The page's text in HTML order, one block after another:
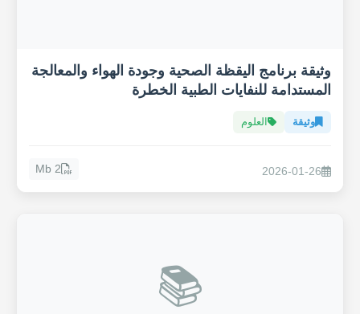
وثيقة برنامج اليقظة الصحية وجودة الهواء والمعالجة
المستدامة للنفايات الطبية الخطرة
وثيقة العلوم
2026-01-26
2 Mb
📚